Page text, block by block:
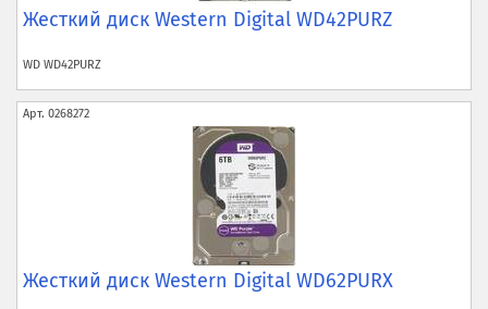
Жесткий диск Western Digital WD42PURZ
WD WD42PURZ
Арт. 0268272
Жесткий диск Western Digital WD62PURX